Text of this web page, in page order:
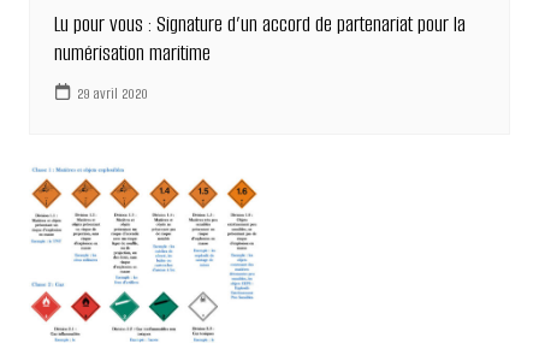
Lu pour vous : Signature d’un accord de partenariat pour la
numérisation maritime
29 avril 2020